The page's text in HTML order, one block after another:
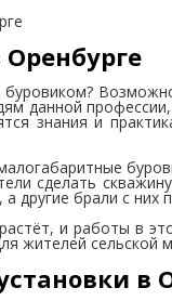
данной
знания и
сделать
другие брали с них
и работы в
жителей сельской
в